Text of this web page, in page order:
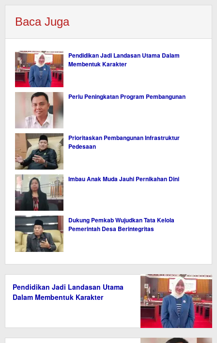
Baca Juga
Pendidikan Jadi Landasan Utama Dalam
Membentuk Karakter
Perlu Peningkatan Program Pembangunan
Prioritaskan Pembangunan Infrastruktur
Pedesaan
Imbau Anak Muda Jauhi Pernikahan Dini
Dukung Pemkab Wujudkan Tata Kelola
Pemerintah Desa Berintegritas
Pendidikan Jadi Landasan Utama
Dalam Membentuk Karakter